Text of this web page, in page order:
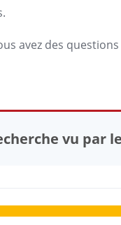
avez des
vu par